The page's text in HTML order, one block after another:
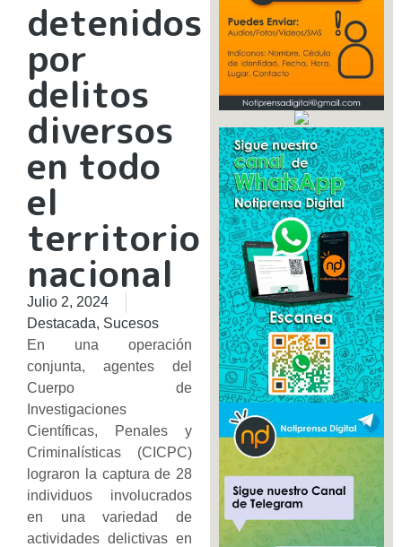
detenidos
por
delitos
diversos
en todo
el
territorio
nacional
Julio 2, 2024
Destacada, Sucesos
En una operación
conjunta, agentes del
Cuerpo de
Investigaciones
Científicas, Penales y
Criminalísticas (CICPC)
lograron la captura de 28
individuos involucrados
en una variedad de
actividades delictivas en